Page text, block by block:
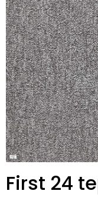
First 24